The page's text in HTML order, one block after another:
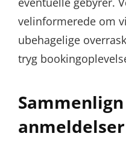
velinformerede om
ubehagelige
tryg
anmeldelser